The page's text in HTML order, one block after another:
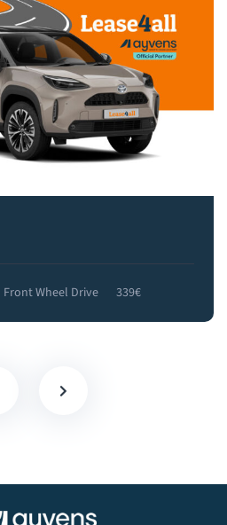
Front Wheel Drive 339€